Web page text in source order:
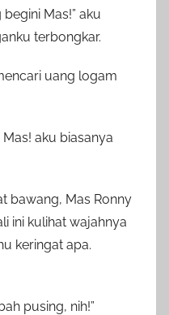
Mas!” aku
terbongkar.
uang logam
aku biasanya
bawang, Mas Ronny
ini kulihat wajahnya
keringat apa.
pusing, nih!”